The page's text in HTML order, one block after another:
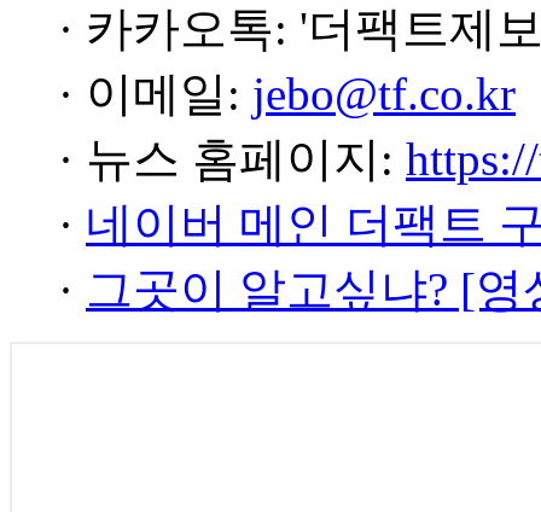
· 카카오톡: '더팩트제
· 이메일: jebo@tf.co.kr
· 뉴스 홈페이지:
· 네이버 메인 더팩트
· 그곳이 알고싶냐? [